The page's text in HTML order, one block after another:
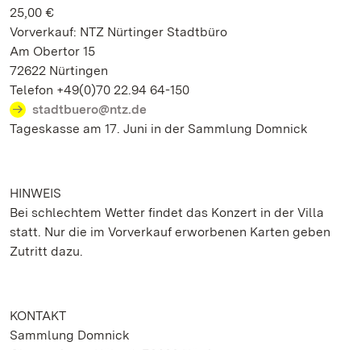
25,00 €
Vorverkauf: NTZ Nürtinger Stadtbüro
Am Obertor 15
72622 Nürtingen
Telefon +49(0)70 22.94 64-150
stadtbuero@ntz.de
Tageskasse am 17. Juni in der Sammlung Domnick
HINWEIS
Bei schlechtem Wetter findet das Konzert in der Villa
statt. Nur die im Vorverkauf erworbenen Karten geben
Zutritt dazu.
KONTAKT
Sammlung Domnick